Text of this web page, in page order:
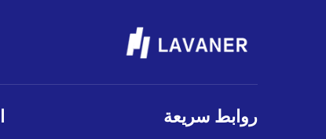
روابط سريعة